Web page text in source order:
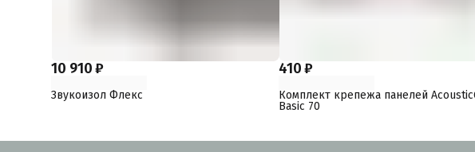
10 910 ₽
Звукоизол Флекс
410 ₽
Комплект крепежа панелей
Basic 70